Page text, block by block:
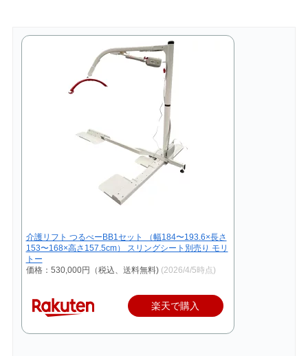
介護リフト つるべーBB1セット （幅184〜193.6×長さ
153〜168×高さ157.5cm） スリングシート別売り モリ
トー
価格：530,000円（税込、送料無料) (2026/4/5時点)
楽天で購入